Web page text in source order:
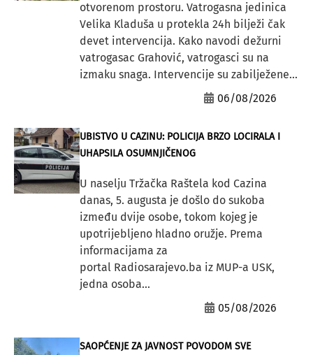
otvorenom prostoru. Vatrogasna jedinica
Velika Kladuša u protekla 24h bilježi čak
devet intervencija. Kako navodi dežurni
vatrogasac Grahović, vatrogasci su na
izmaku snaga. Intervencije su zabilježene...
06/08/2026
UBISTVO U CAZINU: POLICIJA BRZO LOCIRALA I
UHAPSILA OSUMNJIČENOG
U naselju Tržačka Raštela kod Cazina
danas, 5. augusta je došlo do sukoba
između dvije osobe, tokom kojeg je
upotrijebljeno hladno oružje. Prema
informacijama za
portal Radiosarajevo.ba iz MUP-a USK,
jedna osoba...
05/08/2026
SAOPĆENJE ZA JAVNOST POVODOM SVE